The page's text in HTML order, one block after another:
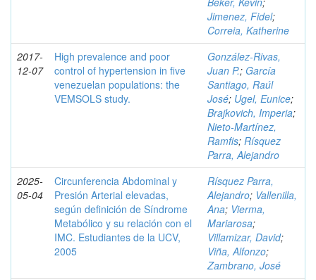
Jimenez, Fidel;
Correia, Katherine
2017-
12-07
High prevalence and poor
control of hypertension in five
venezuelan populations: the
VEMSOLS study.
González-Rivas,
Juan P.; García
Santiago, Raúl
José; Ugel, Eunice;
Brajkovich, Imperia;
Nieto-Martínez,
Ramfis; Rísquez
Parra, Alejandro
2025-
05-04
Circunferencia Abdominal y
Presión Arterial elevadas,
según definición de Síndrome
Metabólico y su relación con el
IMC. Estudiantes de la UCV,
2005
Rísquez Parra,
Alejandro; Vallenilla,
Ana; Vierma,
Mariarosa;
Villamizar, David;
Viña, Alfonzo;
Zambrano, José